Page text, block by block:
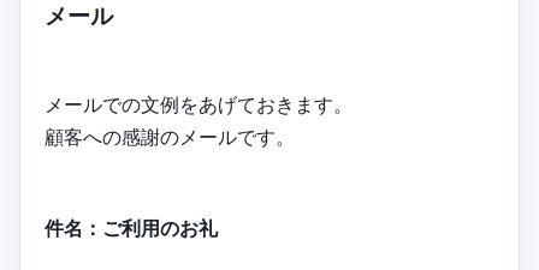
メール
メールでの文例をあげておきます。
顧客への感謝のメールです。
件名：ご利用のお礼